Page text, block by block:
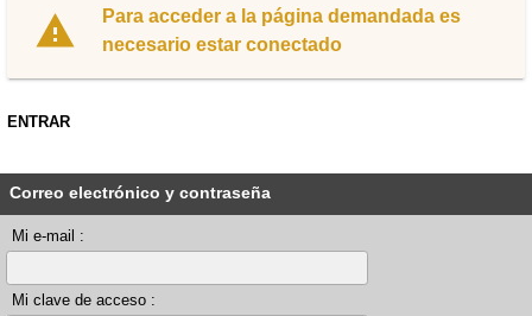
Para acceder a la página demandada es
necesario estar conectado
ENTRAR
Correo electrónico y contraseña
Mi e-mail :
Mi clave de acceso :